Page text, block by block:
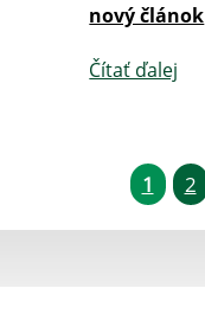
nový článok
Čítať ďalej
1 2